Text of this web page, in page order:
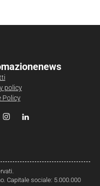
policy
Policy
Capitale sociale: 5.000.000